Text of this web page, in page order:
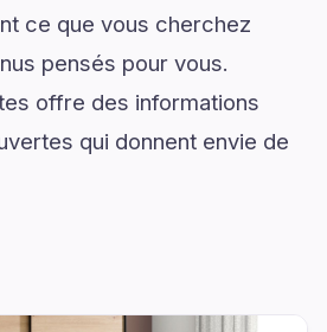
ce que vous cherchez
pensés pour vous.
offre des informations
qui donnent envie de